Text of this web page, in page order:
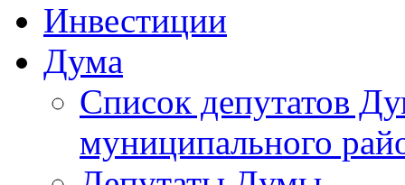
Инвестиции
Дума
Список депутатов
муниципального